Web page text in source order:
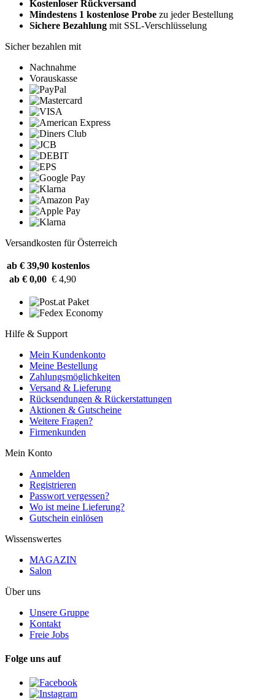
Kostenloser Rückversand
Mindestens 1 kostenlose Probe zu jeder Bestellung
Sichere Bezahlung mit SSL-Verschlüsselung
Sicher bezahlen mit
Nachnahme
Vorauskasse
Versandkosten für Österreich
ab € 39,90 kostenlos
ab € 0,00 € 4,90
Hilfe & Support
Mein Kundenkonto
Meine Bestellung
Zahlungsmöglichkeiten
Versand & Lieferung
Rücksendungen & Rückerstattungen
Aktionen & Gutscheine
Weitere Fragen?
Firmenkunden
Mein Konto
Anmelden
Registrieren
Passwort vergessen?
Wo ist meine Lieferung?
Gutschein einlösen
Wissenswertes
MAGAZIN
Salon
Über uns
Unsere Gruppe
Kontakt
Freie Jobs
Folge uns auf